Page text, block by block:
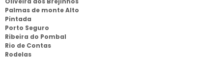
Palmas de monte Alto
Pintada
Porto Seguro
Ribeira do Pombal
Rio de Contas
Rodelas